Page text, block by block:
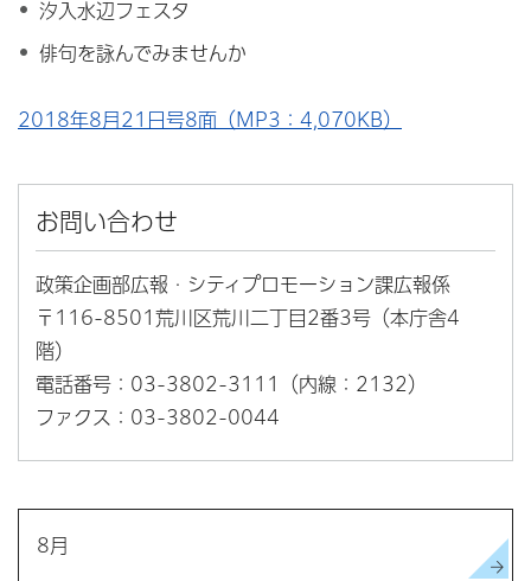
汐入水辺フェスタ
俳句を詠んでみませんか
2018年8月21日号8面（MP3：4,070KB）
お問い合わせ
政策企画部広報・シティプロモーション課広報係
〒116-8501荒川区荒川二丁目2番3号（本庁舎4
階）
電話番号：03-3802-3111（内線：2132）
ファクス：03-3802-0044
8月